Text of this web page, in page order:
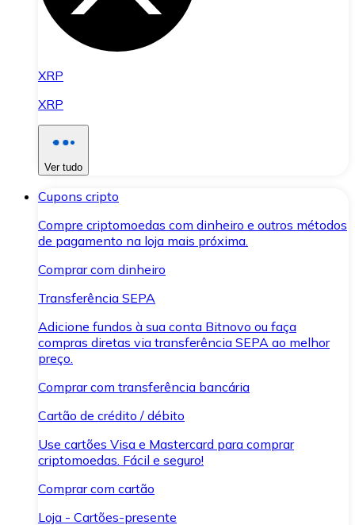
XRP
XRP
Ver tudo
Cupons cripto
Compre criptomoedas com dinheiro e outros métodos
de pagamento na loja mais próxima.
Comprar com dinheiro
Transferência SEPA
Adicione fundos à sua conta Bitnovo ou faça
compras diretas via transferência SEPA ao melhor
preço.
Comprar com transferência bancária
Cartão de crédito / débito
Use cartões Visa e Mastercard para comprar
criptomoedas. Fácil e seguro!
Comprar com cartão
Loja - Cartões-presente